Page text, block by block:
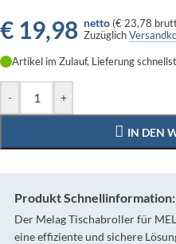
€ 19,98 netto (€ 23,78
Zuzüglich
Artikel im Zulauf, Lieferung
- +
IN DEN
Produkt Schnellinformation:
Der Melag Tischabroller für
eine effiziente und sichere